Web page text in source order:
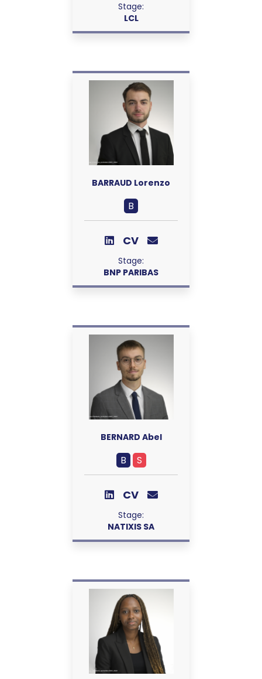
Stage:
LCL
BARRAUD Lorenzo
B
CV
Stage:
BNP PARIBAS
BERNARD Abel
B S
CV
Stage:
NATIXIS SA